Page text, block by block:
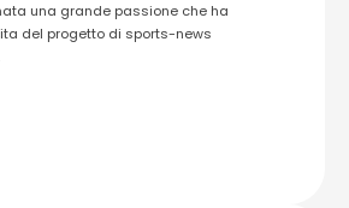
una grande passione che ha
del progetto di sports-news